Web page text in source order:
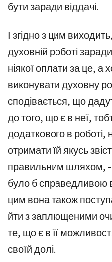
бути заради віддачі.
І згідно з цим
духовній роботі
ніякої оплати за це, а
виконувати духовну
сподівається, що
до того, що є в неї,
додаткового в роботі,
отримати їй якусь
правильним шляхом, -
було б справедливою
цим вона також
йти з заплющеними
те, що є в її
своїй долі.